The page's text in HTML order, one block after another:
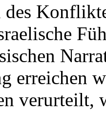
erreichen
verurteilt,